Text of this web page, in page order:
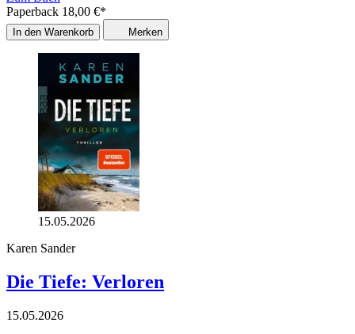
Paperback 18,00 €*
In den Warenkorb Merken
15.05.2026
Karen Sander
Die Tiefe: Verloren
15.05.2026